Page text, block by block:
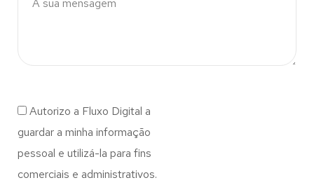
Autorizo a Fluxo Digital a
guardar a minha informação
pessoal e utilizá-la para fins
comerciais e administrativos.